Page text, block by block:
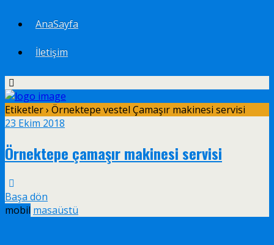
AnaSayfa
İletişim
Etiketler › Örnektepe vestel Çamaşır makinesi servisi
23 Ekim 2018
Örnektepe çamaşır makinesi servisi
Başa dön
mobil masaüstü